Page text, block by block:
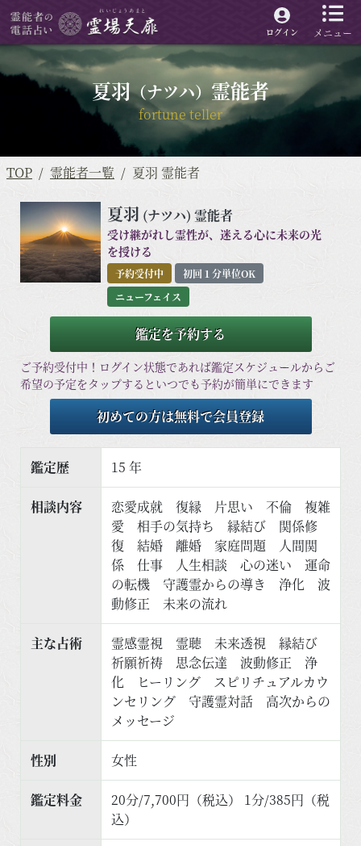
メニュー
ログイン
夏羽（ナツハ）霊能者
fortune teller
TOP 霊能者一覧 夏羽 霊能者
夏羽 (ナツハ) 霊能者
受け継がれし霊性が、迷える心に未来の光
を授ける
予約受付中
初回１分単位OK
ニューフェイス
鑑定を予約する
ご予約受付中！ログイン状態であれば鑑定スケジュールからご
希望の予定をタップするといつでも予約が簡単にできます
初めての方は無料で会員登録
鑑定歴 15 年
相談内容
恋愛成就 復縁 片思い 不倫 複雑
愛 相手の気持ち 縁結び 関係修
復 結婚 離婚 家庭問題 人間関
係 仕事 人生相談 心の迷い 運命
の転機 守護霊からの導き 浄化 波
動修正 未来の流れ
主な占術
霊感霊視 霊聴 未来透視 縁結び
祈願祈祷 思念伝達 波動修正 浄
化 ヒーリング スピリチュアルカウ
ンセリング 守護霊対話 高次からの
メッセージ
性別 女性
鑑定料金
20分/7,700円（税込） 1分/385円（税
込）